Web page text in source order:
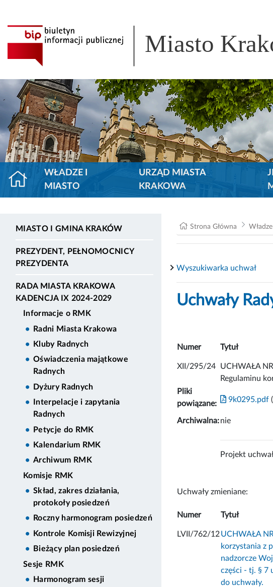
Miasto
WŁADZE I
MIASTO
URZĄD MIASTA
KRAKOWA
MIASTO I GMINA KRAKÓW
PREZYDENT, PEŁNOMOCNICY
PREZYDENTA
RADA MIASTA KRAKOWA
KADENCJA IX 2024-2029
Informacje o RMK
Radni Miasta Krakowa
Kluby Radnych
Oświadczenia majątkowe
Radnych
Dyżury Radnych
Interpelacje i zapytania
Radnych
Petycje do RMK
Kalendarium RMK
Archiwum RMK
Komisje RMK
Skład, zakres działania,
protokoły posiedzeń
Roczny harmonogram posiedzeń
Kontrole Komisji Rewizyjnej
Bieżący plan posiedzeń
Sesje RMK
Harmonogram sesji
Strona Główna
Wyszukiwarka uchwał
Uchwały
Numer Tytuł
XII/295/24
UCHWAŁA
Regulaminu
Pliki
powiązane:
9k0295.pdf
Archiwalna:nie
Projekt
Uchwały zmieniane:
Numer Tytuł
LVII/762/12UCHWAŁA
korzystania z
nadzorcze
części - tj. § 7
do uchwały.